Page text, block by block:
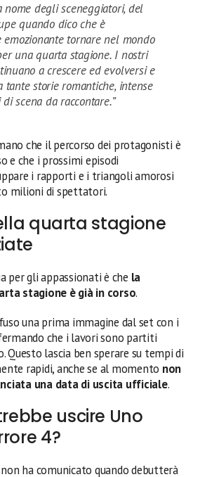
nome degli sceneggiatori, del
quando dico che è
tornare nel mondo
una quarta stagione. I nostri
a crescere ed evolversi e
tante storie romantiche, intense
scena da raccontare.”
che il percorso dei protagonisti è
e che i prossimi episodi
i rapporti e i triangoli amorosi
milioni di spettatori.
quarta stagione
per gli appassionati è che la
stagione è già in corso.
una prima immagine dal set con i
che i lavori sono partiti
Questo lascia ben sperare su tempi di
rapidi, anche se al momento non
una data di uscita ufficiale.
uscire Uno
4?
ha comunicato quando debutterà